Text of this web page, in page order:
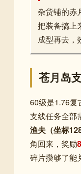
杂货铺的赤
把装备搞上
成型再去，
苍月岛
60级是1.76复
支线任务全部
渔夫（坐标
角回来，奖励
碎片攒够了能